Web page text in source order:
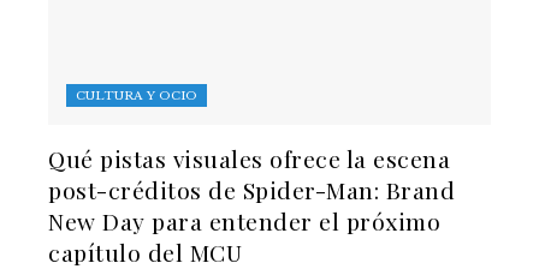
CULTURA Y OCIO
Qué pistas visuales ofrece la escena
post-créditos de Spider-Man: Brand
New Day para entender el próximo
capítulo del MCU